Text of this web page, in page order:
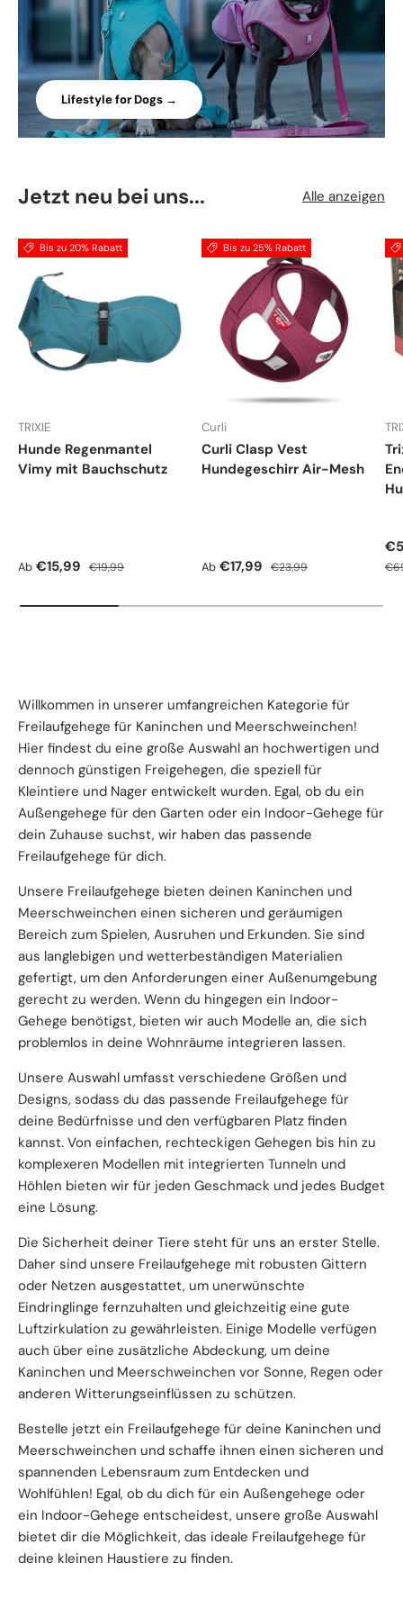
Lifestyle for Dogs →
Jetzt neu bei uns... Alle anzeigen
Bis zu 20% Rabatt
TRIXIE
Hunde Regenmantel
Vimy mit Bauchschutz
Verkaufspreis
Ab €15,99 Normaler Preis
€19,99
Bis zu 25% Rabatt
Curli
Curli Clasp Vest
Hundegeschirr Air-Mesh
Verkaufspreis
Ab €17,99 Normaler Preis
€23,99
Willkommen in unserer umfangreichen Kategorie für
Freilaufgehege für Kaninchen und Meerschweinchen!
Hier findest du eine große Auswahl an hochwertigen und
dennoch günstigen Freigehegen, die speziell für
Kleintiere und Nager entwickelt wurden. Egal, ob du ein
Außengehege für den Garten oder ein Indoor-Gehege für
dein Zuhause suchst, wir haben das passende
Freilaufgehege für dich.
Unsere Freilaufgehege bieten deinen Kaninchen und
Meerschweinchen einen sicheren und geräumigen
Bereich zum Spielen, Ausruhen und Erkunden. Sie sind
aus langlebigen und wetterbeständigen Materialien
gefertigt, um den Anforderungen einer Außenumgebung
gerecht zu werden. Wenn du hingegen ein Indoor-
Gehege benötigst, bieten wir auch Modelle an, die sich
problemlos in deine Wohnräume integrieren lassen.
Unsere Auswahl umfasst verschiedene Größen und
Designs, sodass du das passende Freilaufgehege für
deine Bedürfnisse und den verfügbaren Platz finden
kannst. Von einfachen, rechteckigen Gehegen bis hin zu
komplexeren Modellen mit integrierten Tunneln und
Höhlen bieten wir für jeden Geschmack und jedes Budget
eine Lösung.
Die Sicherheit deiner Tiere steht für uns an erster Stelle.
Daher sind unsere Freilaufgehege mit robusten Gittern
oder Netzen ausgestattet, um unerwünschte
Eindringlinge fernzuhalten und gleichzeitig eine gute
Luftzirkulation zu gewährleisten. Einige Modelle verfügen
auch über eine zusätzliche Abdeckung, um deine
Kaninchen und Meerschweinchen vor Sonne, Regen oder
anderen Witterungseinflüssen zu schützen.
Bestelle jetzt ein Freilaufgehege für deine Kaninchen und
Meerschweinchen und schaffe ihnen einen sicheren und
spannenden Lebensraum zum Entdecken und
Wohlfühlen! Egal, ob du dich für ein Außengehege oder
ein Indoor-Gehege entscheidest, unsere große Auswahl
bietet dir die Möglichkeit, das ideale Freilaufgehege für
deine kleinen Haustiere zu finden.